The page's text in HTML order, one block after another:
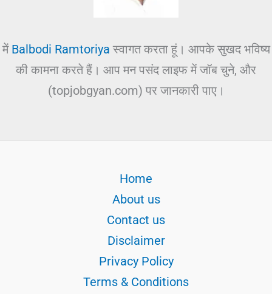
में Balbodi Ramtoriya स्वागत करता हूं। आपके सुखद भविष्य
की कामना करते हैं। आप मन पसंद लाइफ में जॉब चुने, और
(topjobgyan.com) पर जानकारी पाए।
Home
About us
Contact us
Disclaimer
Privacy Policy
Terms & Conditions